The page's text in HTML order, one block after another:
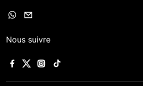
Nous suivre